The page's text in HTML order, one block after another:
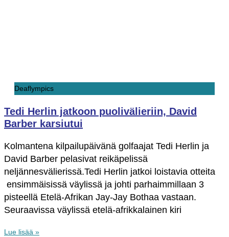
Deaflympics
Tedi Herlin jatkoon puolivälieriin, David
Barber karsiutui
Kolmantena kilpailupäivänä golfaajat Tedi Herlin ja
David Barber pelasivat reikäpelissä
neljännesvälierissä.Tedi Herlin jatkoi loistavia otteita
ensimmäisissä väylissä ja johti parhaimmillaan 3
pisteellä Etelä-Afrikan Jay-Jay Bothaa vastaan.
Seuraavissa väylissä etelä-afrikkalainen kiri
Lue lisää »